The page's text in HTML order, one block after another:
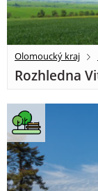
Olomoucký kraj
Rozhledna